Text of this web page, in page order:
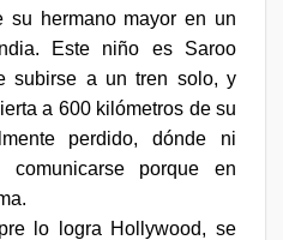
hermano mayor en un
Este niño es Saroo
subirse a un tren solo, y
a 600 kilómetros de su
perdido, dónde ni
porque en
lo logra Hollywood, se